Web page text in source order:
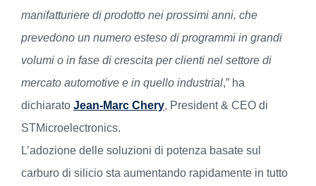
manifatturiere di prodotto nei prossimi anni, che
prevedono un numero esteso di programmi in grandi
volumi o in fase di crescita per clienti nel settore di
mercato automotive e in quello industrial,” ha
dichiarato Jean-Marc Chery, President & CEO di
STMicroelectronics.
L’adozione delle soluzioni di potenza basate sul
carburo di silicio sta aumentando rapidamente in tutto